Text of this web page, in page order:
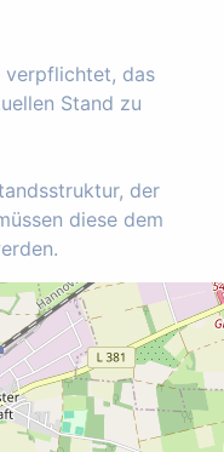
verpflichtet, das
Stand zu
der
diese dem